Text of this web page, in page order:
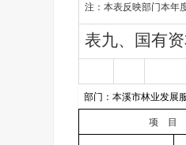
注：本表反映部门本年
表九、国有
部门：本溪市林业发展
项 目